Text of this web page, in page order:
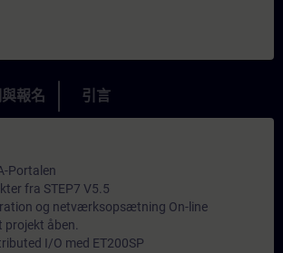
與報名 引言
Portalen
fra STEP7 V5.5
og netværksopsætning On-line
åben.
I/O med ET200SP